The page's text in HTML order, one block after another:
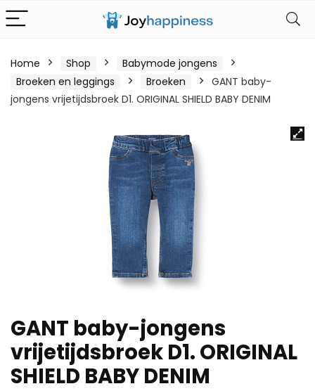
Home Shop
Babymode jongens
Broeken en leggings
Broeken
GANT baby-
jongens vrijetijdsbroek D1. ORIGINAL SHIELD BABY DENIM
GANT baby-jongens
vrijetijdsbroek D1. ORIGINAL
SHIELD BABY DENIM